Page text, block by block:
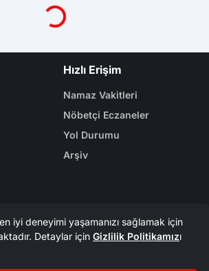
Yükleniyor...
Hızlı Erişim
Namaz Vakitleri
Nöbetçi Eczaneler
Yol Durumu
Arşiv
Dünya